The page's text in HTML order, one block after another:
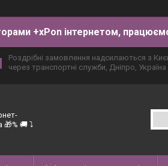
+xPon інтернетом,
Роздрібні замовлення надсилаються з
через транспортні служби, Дніпро, Україна
🎁% 🚚 ⤵